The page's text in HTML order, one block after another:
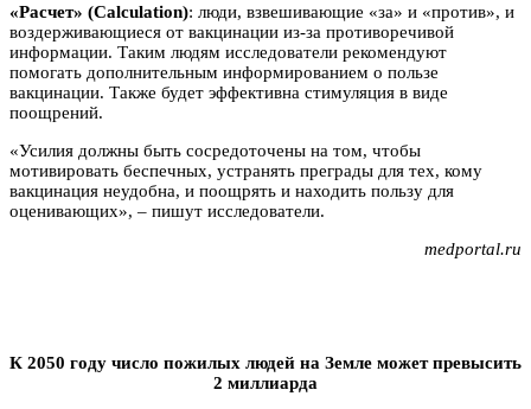
«Расчет» (Calculation): люди, взвешивающие «за» и «против», и
воздерживающиеся от вакцинации из-за противоречивой
информации. Таким людям исследователи рекомендуют
помогать дополнительным информированием о пользе
вакцинации. Также будет эффективна стимуляция в виде
поощрений.
«Усилия должны быть сосредоточены на том, чтобы
мотивировать беспечных, устранять преграды для тех, кому
вакцинация неудобна, и поощрять и находить пользу для
оценивающих», – пишут исследователи.
medportal.ru
К 2050 году число пожилых людей на Земле может превысить
2 миллиарда